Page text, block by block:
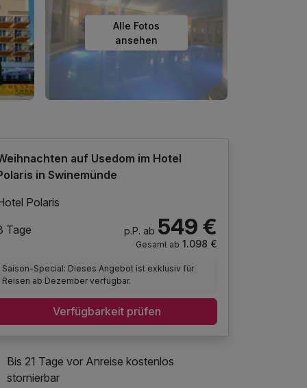
Alle Fotos
ansehen
auf Usedom im Hotel
in Swinemünde
Polaris
Tage
p.P. ab 549 €
Gesamt ab 1.098 €
Saison-Special: Dieses Angebot ist exklusiv für
Reisen ab Dezember verfügbar.
Verfügbarkeit prüfen
Bis 21 Tage vor Anreise kostenlos
stornierbar